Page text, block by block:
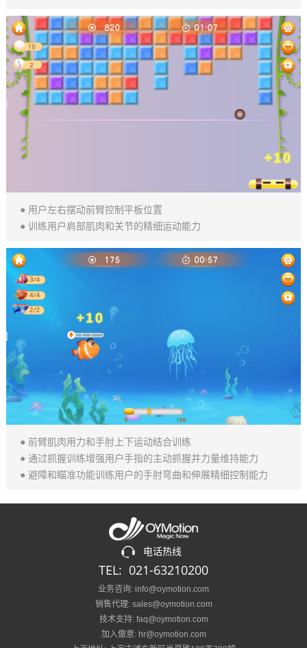
● 用户左右摆动前臂控制平板位置
● 训练用户肩部肌肉和关节的精细运动能力
● 前臂肌肉用力和手肘上下运动结合训练
● 通过抓握训练增强用户手指的主动抓握并力量维持能力
● 避障和瞄准功能训练用户的手肘弯曲和伸展精细控制能力
电话热线
TEL: 021-63210200
业务咨询: info@oymotion.com
销售代理: sales@oymotion.com
技术支持: faq@oymotion.com
加入傲意: hr@oymotion.com